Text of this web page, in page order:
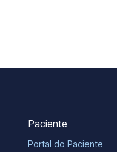
Paciente
Portal do Paciente